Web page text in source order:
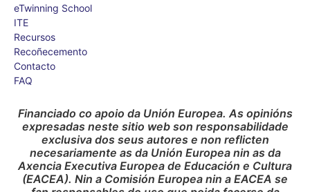
eTwinning School
ITE
Recursos
Recoñecemento
Contacto
FAQ
Financiado co apoio da Unión Europea. As opinións
expresadas neste sitio web son responsabilidade
exclusiva dos seus autores e non reflicten
necesariamente as da Unión Europea nin as da
Axencia Executiva Europea de Educación e Cultura
(EACEA). Nin a Comisión Europea nin a EACEA se